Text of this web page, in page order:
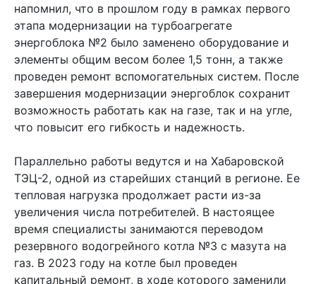
напомнил, что в прошлом году в рамках первого
этапа модернизации на турбоагрегате
энергоблока №2 было заменено оборудование и
элементы общим весом более 1,5 тонн, а также
проведен ремонт вспомогательных систем. После
завершения модернизации энергоблок сохранит
возможность работать как на газе, так и на угле,
что повысит его гибкость и надежность.
Параллельно работы ведутся и на Хабаровской
ТЭЦ-2, одной из старейших станций в регионе. Ее
тепловая нагрузка продолжает расти из-за
увеличения числа потребителей. В настоящее
время специалисты занимаются переводом
резервного водогрейного котла №3 с мазута на
газ. В 2023 году на котле был проведен
капитальный ремонт, в ходе которого заменили